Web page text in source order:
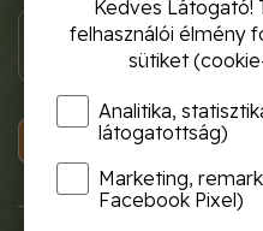
Kedves Látogató!
felhasználói élmény
sütiket
Analitika,
látogatottság)
Marketing,
Facebook Pixel)